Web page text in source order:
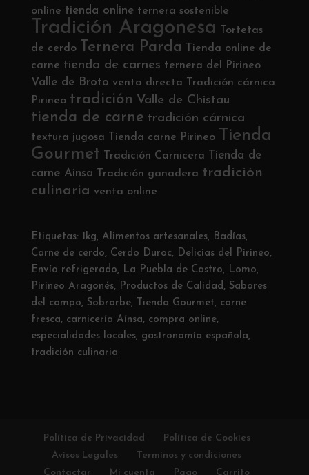
online tienda online ternera sostenible
Tradición Aragonesa
Tortetas
de cerdo
Ternera Parda
Tienda online de
carne tienda de carnes ternera del Pirineo
Valle de Broto venta directa
Tradición cárnica
Pirineo tradición Valle de Chistau
tienda de carne tradición cárnica
textura jugosa Tienda carne Pirineo
Tienda
Gourmet
Tradición Carnicera
Tienda de
carne Ainsa
Tradición ganadera tradición
culinaria venta online
Etiquetas: 1kg, Alimentos artesanales, Badías,
Carne de cerdo, Cerdo Duroc, Delicias del Pirineo,
Envío refrigerado, La Puebla de Castro, Lomo,
Pirineo Aragonés, Productos de Calidad, Sabores
del campo, Sobrarbe, Tienda Gourmet, carne
fresca, carnicería Aínsa, compra online,
especialidades locales, gastronomía española,
tradición culinaria
Política de Privacidad
Política de Cookies
Avisos Legales
Terminos y condiciones
Contactar
Mi cuenta Pago Carrito